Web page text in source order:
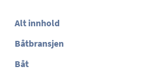
Alt innhold
Båtbransjen
Båt